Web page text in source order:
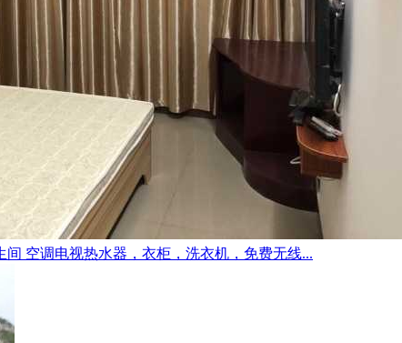
空调电视热水器，衣柜，洗衣机，免费无线...